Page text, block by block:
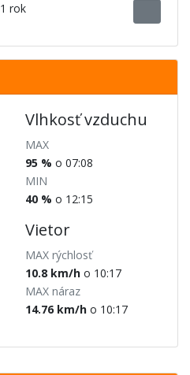
1 rok
Vlhkosť vzduchu
MAX
95 % o 07:08
MIN
40 % o 12:15
Vietor
MAX rýchlosť
10.8 km/h o 10:17
MAX náraz
14.76 km/h o 10:17